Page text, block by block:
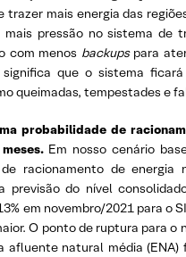
trazer mais energia das
pressão no sistema de
com menos backupspara
significa que o sistema
queimadas, tempestades e
probabilidade de
Em nosso cenário
de racionamento de energia
previsão do nível
em novembro/2021 para o
O ponto de ruptura para o
afluente natural média (ENA)